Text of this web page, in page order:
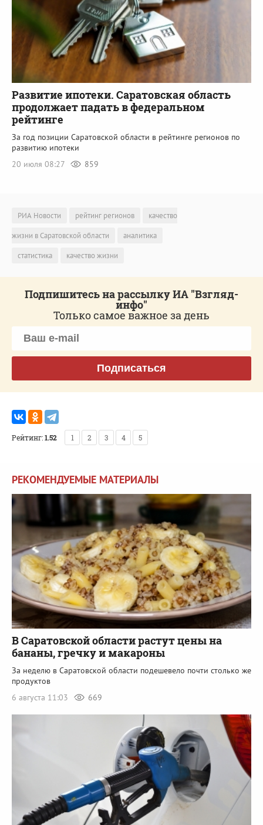
Развитие ипотеки. Саратовская область
продолжает падать в федеральном
рейтинге
За год позиции Саратовской области в рейтинге регионов по
развитию ипотеки
20 июля 08:27
859
РИА Новости рейтинг регионов
качество
жизни в Саратовской области
аналитика
статистика
качество жизни
Подпишитесь на рассылку ИА "Взгляд-
инфо"
Только самое важное за день
Подписаться
Рейтинг:1.52 1 2 3 4 5
РЕКОМЕНДУЕМЫЕ МАТЕРИАЛЫ
В Саратовской области растут цены на
бананы, гречку и макароны
За неделю в Саратовской области подешевело почти столько же
продуктов
6 августа 11:03
669